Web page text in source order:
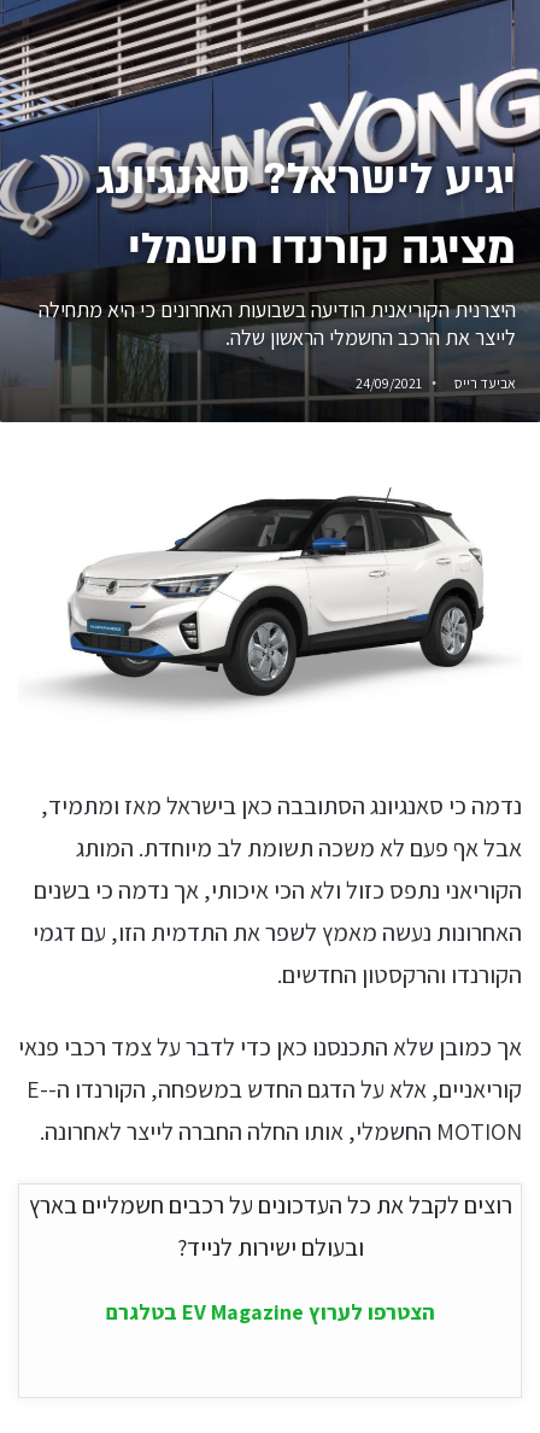
יגיע לישראל? סאנגיונג
מציגה קורנדו חשמלי
היצרנית הקוריאנית הודיעה בשבועות האחרונים כי היא מתחילה
לייצר את הרכב החשמלי הראשון שלה.
אביעד רייס 24/09/2021
נדמה כי סאנגיונג הסתובבה כאן בישראל מאז ומתמיד,
אבל אף פעם לא משכה תשומת לב מיוחדת. המותג
הקוריאני נתפס כזול ולא הכי איכותי, אך נדמה כי בשנים
האחרונות נעשה מאמץ לשפר את התדמית הזו, עם דגמי
הקורנדו והרקסטון החדשים.
אך כמובן שלא התכנסנו כאן כדי לדבר על צמד רכבי פנאי
קוריאניים, אלא על הדגם החדש במשפחה, הקורנדו ה-E-
MOTION החשמלי, אותו החלה החברה לייצר לאחרונה.
רוצים לקבל את כל העדכונים על רכבים חשמליים בארץ
ובעולם ישירות לנייד?
הצטרפו לערוץ EV Magazine בטלגרם